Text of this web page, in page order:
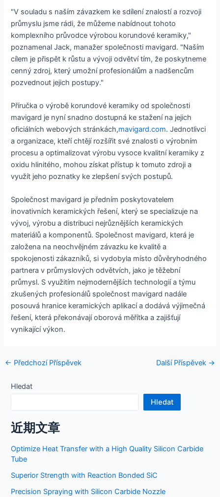
"V souladu s naším závazkem ke sdílení znalostí a rozvoji
průmyslu jsme rádi, že můžeme nabídnout tohoto
komplexního průvodce výrobou korundové keramiky,"
poznamenal Jack, manažer společnosti mavigard. "Naším
cílem je přispět k růstu a vývoji odvětví tím, že poskytneme
cenný zdroj, který umožní profesionálům a nadšencům
pozvednout jejich postupy."
Příručka o výrobě korundové keramiky od společnosti
mavigard je nyní snadno dostupná ke stažení na jejich
oficiálních webových stránkách,mavigard.com. Jednotlivci
a organizace, kteří chtějí rozšířit své znalosti o výrobním
procesu a optimalizovat výrobu vysoce kvalitní keramiky z
oxidu hlinitého, mohou získat přístup k tomuto zdroji a
využít jeho poznatky ke zlepšení svých postupů.
Společnost mavigard je předním poskytovatelem
inovativních keramických řešení, který se specializuje na
vývoj, výrobu a distribuci nejrůznějších keramických
materiálů a komponentů. Společnost mavigard, která je
založena na neochvějném závazku ke kvalitě a
spokojenosti zákazníků, si vydobyla místo důvěryhodného
partnera v průmyslových odvětvích, jako je těžební
průmysl. S využitím nejmodernějších technologií a týmu
zkušených profesionálů společnost mavigard nadále
posouvá hranice keramických aplikací a dodává výjimečná
řešení, která překonávají oborová měřítka a zajišťují
vynikající výkon.
Navigace
příspěvek
← Předchozí Příspěvek Další Příspěvek →
Hledat
Hledat
近期文章
Optimize Heat Transfer with a High Quality Silicon Carbide
Tube
Superior Strength with Reaction Bonded SiC
Precision Spraying with Silicon Carbide Nozzle